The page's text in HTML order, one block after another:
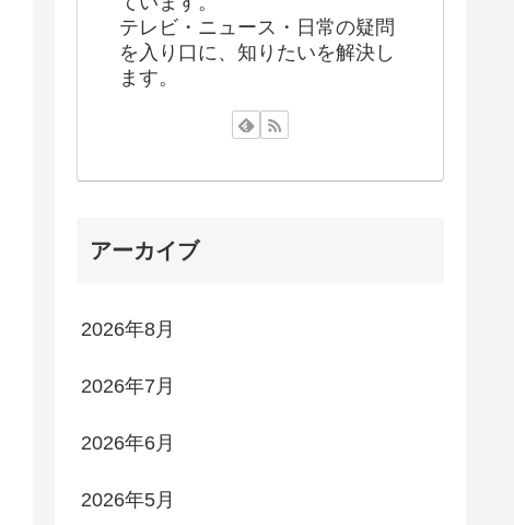
テレビ・ニュース・日常の疑問
を入り口に、知りたいを解決し
ます。
アーカイブ
2026年8月
2026年7月
2026年6月
2026年5月